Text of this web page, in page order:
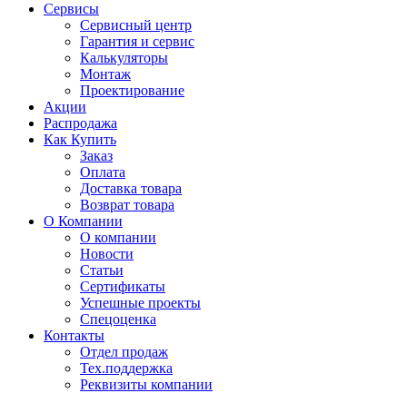
Сервисы
Сервисный центр
Гарантия и сервис
Калькуляторы
Монтаж
Проектирование
Акции
Распродажа
Как Купить
Заказ
Оплата
Доставка товара
Возврат товара
О Компании
О компании
Новости
Статьи
Сертификаты
Успешные проекты
Спецоценка
Контакты
Отдел продаж
Тех.поддержка
Реквизиты компании